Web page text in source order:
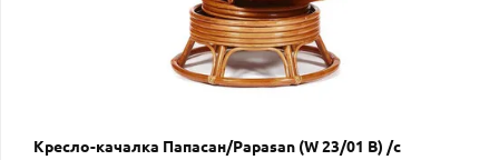
Кресло-качалка Папасан/Papasan (W 23/01 B) /с